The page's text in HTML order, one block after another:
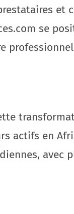
et
se
actifs en
avec